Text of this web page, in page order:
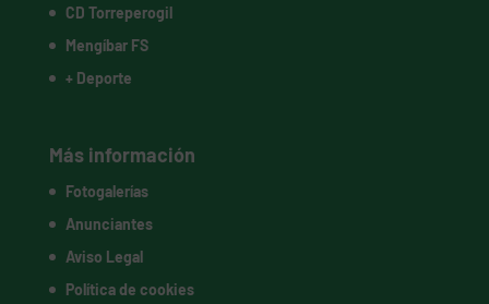
CD Torreperogil
Mengíbar FS
+ Deporte
Más información
Fotogalerías
Anunciantes
Aviso Legal
Política de cookies